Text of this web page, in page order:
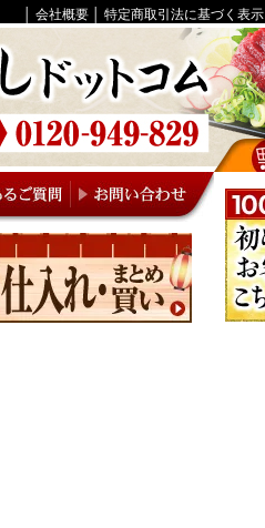
会社概要 特定商取引法に基づく表示